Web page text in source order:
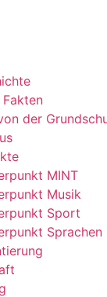
Fakten
der
MINT
Musik
Sport
Sprachen